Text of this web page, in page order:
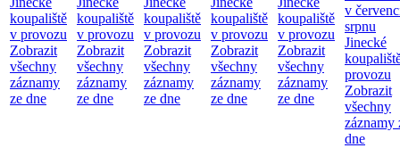
koupaliště
v provozu
Zobrazit
všechny
záznamy
ze dne
koupaliště
v provozu
Zobrazit
všechny
záznamy
ze dne
koupaliště
v provozu
Zobrazit
všechny
záznamy
ze dne
koupaliště
v provozu
Zobrazit
všechny
záznamy
ze dne
koupaliště
v provozu
Zobrazit
všechny
záznamy
ze dne
v
srpnu
Jinecké
provozu
Zobrazit
všechny
záznamy
dne